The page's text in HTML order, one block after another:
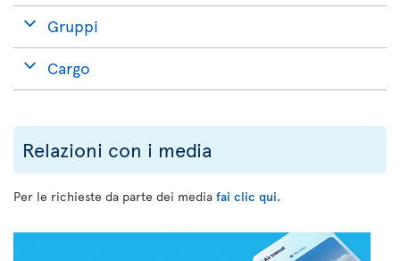
Gruppi
Cargo
Relazioni con i media
Per le richieste da parte dei media fai clic qui.